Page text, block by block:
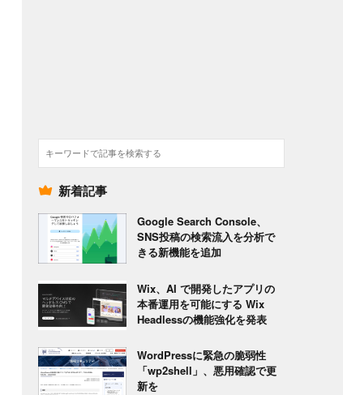
検
索
新着記事
Google Search Console、
SNS投稿の検索流入を分析で
きる新機能を追加
Wix、AI で開発したアプリの
本番運用を可能にする Wix
Headlessの機能強化を発表
WordPressに緊急の脆弱性
「wp2shell」、悪用確認で更
新を